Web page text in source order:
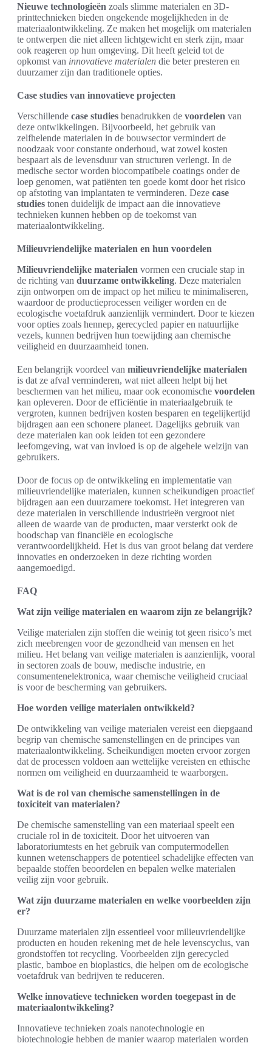
Nieuwe technologieën zoals slimme materialen en 3D-
printtechnieken bieden ongekende mogelijkheden in de
materiaalontwikkeling. Ze maken het mogelijk om materialen
te ontwerpen die niet alleen lichtgewicht en sterk zijn, maar
ook reageren op hun omgeving. Dit heeft geleid tot de
opkomst van innovatieve materialen die beter presteren en
duurzamer zijn dan traditionele opties.
Case studies van innovatieve projecten
Verschillende case studies benadrukken de voordelen van
deze ontwikkelingen. Bijvoorbeeld, het gebruik van
zelfhelende materialen in de bouwsector vermindert de
noodzaak voor constante onderhoud, wat zowel kosten
bespaart als de levensduur van structuren verlengt. In de
medische sector worden biocompatibele coatings onder de
loep genomen, wat patiënten ten goede komt door het risico
op afstoting van implantaten te verminderen. Deze case
studies tonen duidelijk de impact aan die innovatieve
technieken kunnen hebben op de toekomst van
materiaalontwikkeling.
Milieuvriendelijke materialen en hun voordelen
Milieuvriendelijke materialen vormen een cruciale stap in
de richting van duurzame ontwikkeling. Deze materialen
zijn ontworpen om de impact op het milieu te minimaliseren,
waardoor de productieprocessen veiliger worden en de
ecologische voetafdruk aanzienlijk vermindert. Door te kiezen
voor opties zoals hennep, gerecycled papier en natuurlijke
vezels, kunnen bedrijven hun toewijding aan chemische
veiligheid en duurzaamheid tonen.
Een belangrijk voordeel van milieuvriendelijke materialen
is dat ze afval verminderen, wat niet alleen helpt bij het
beschermen van het milieu, maar ook economische voordelen
kan opleveren. Door de efficiëntie in materiaalgebruik te
vergroten, kunnen bedrijven kosten besparen en tegelijkertijd
bijdragen aan een schonere planeet. Dagelijks gebruik van
deze materialen kan ook leiden tot een gezondere
leefomgeving, wat van invloed is op de algehele welzijn van
gebruikers.
Door de focus op de ontwikkeling en implementatie van
milieuvriendelijke materialen, kunnen scheikundigen proactief
bijdragen aan een duurzamere toekomst. Het integreren van
deze materialen in verschillende industrieën vergroot niet
alleen de waarde van de producten, maar versterkt ook de
boodschap van financiële en ecologische
verantwoordelijkheid. Het is dus van groot belang dat verdere
innovaties en onderzoeken in deze richting worden
aangemoedigd.
FAQ
Wat zijn veilige materialen en waarom zijn ze belangrijk?
Veilige materialen zijn stoffen die weinig tot geen risico’s met
zich meebrengen voor de gezondheid van mensen en het
milieu. Het belang van veilige materialen is aanzienlijk, vooral
in sectoren zoals de bouw, medische industrie, en
consumentenelektronica, waar chemische veiligheid cruciaal
is voor de bescherming van gebruikers.
Hoe worden veilige materialen ontwikkeld?
De ontwikkeling van veilige materialen vereist een diepgaand
begrip van chemische samenstellingen en de principes van
materiaalontwikkeling. Scheikundigen moeten ervoor zorgen
dat de processen voldoen aan wettelijke vereisten en ethische
normen om veiligheid en duurzaamheid te waarborgen.
Wat is de rol van chemische samenstellingen in de
toxiciteit van materialen?
De chemische samenstelling van een materiaal speelt een
cruciale rol in de toxiciteit. Door het uitvoeren van
laboratoriumtests en het gebruik van computermodellen
kunnen wetenschappers de potentieel schadelijke effecten van
bepaalde stoffen beoordelen en bepalen welke materialen
veilig zijn voor gebruik.
Wat zijn duurzame materialen en welke voorbeelden zijn
er?
Duurzame materialen zijn essentieel voor milieuvriendelijke
producten en houden rekening met de hele levenscyclus, van
grondstoffen tot recycling. Voorbeelden zijn gerecycled
plastic, bamboe en bioplastics, die helpen om de ecologische
voetafdruk van bedrijven te reduceren.
Welke innovatieve technieken worden toegepast in de
materiaalontwikkeling?
Innovatieve technieken zoals nanotechnologie en
biotechnologie hebben de manier waarop materialen worden